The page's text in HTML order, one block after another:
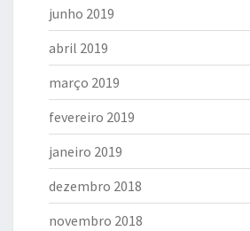
junho 2019
abril 2019
março 2019
fevereiro 2019
janeiro 2019
dezembro 2018
novembro 2018